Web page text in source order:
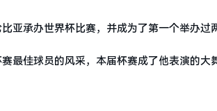
承办世界杯比赛，并成为了第一个举办过
最佳球员的风采，本届杯赛成了他表演的大